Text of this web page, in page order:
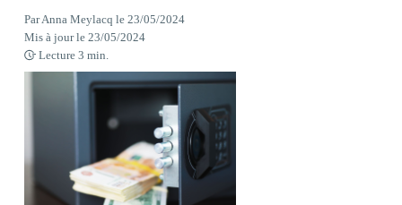
ParAnna Meylacq le 23/05/2024
Mis à jour le 23/05/2024
Lecture 3 min.